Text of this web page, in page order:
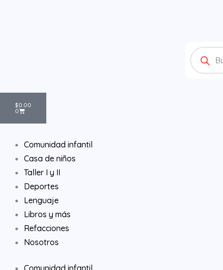
Products
search
$0.00
0
Cart
Comunidad infantil
Casa de niños
Taller I y II
Deportes
Lenguaje
Libros y más
Refacciones
Nosotros
Comunidad infantil